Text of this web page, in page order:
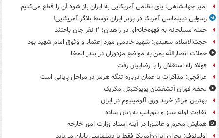
امیر جهانشاهی: پای نظامی آمریکایی به ایران باز شود آن را قطع می‌کنیم
رسوایی دیپلماسی آمریکا در برابر ایران توسط بلاگر آمریکایی!
حمله مسلحانه به قهوه‌خانه‌ای در زاهدان؛ ۲ نفر جان باختند
حجت‌الاسلام سعیدی: شهید خادمی مورد اعتماد و وثوق امام شهید بود
حملات انصارالله یمن به مواضع مزدوران در بندر المخا
فولاد راه استقلال را با رضاییان رفت
عراقچی: مذاکرات با عمان درباره تنگه هرمز در مراحل پایانی است
لحظه فوران آتشفشان پوپوکتپتل مکزیک
بهترین مراکز خرید ورق آلومینیوم در ایران
تفاوت لوله سبز و نیوپایپ به زبان ساده
همایش محرم و عاشورا در آینه اسناد وزارت امور خارجه
اولیانوف: بحران ایران-آمریکا فقط با دیپلماسی پایان می‌یابد